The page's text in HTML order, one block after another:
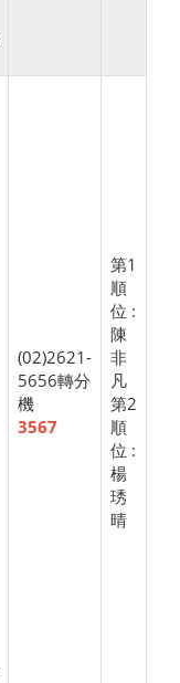
(02)2621-
5656轉分
機
3567
第1
順
位 :
陳
非
凡
第2
順
位 :
楊
琇
晴